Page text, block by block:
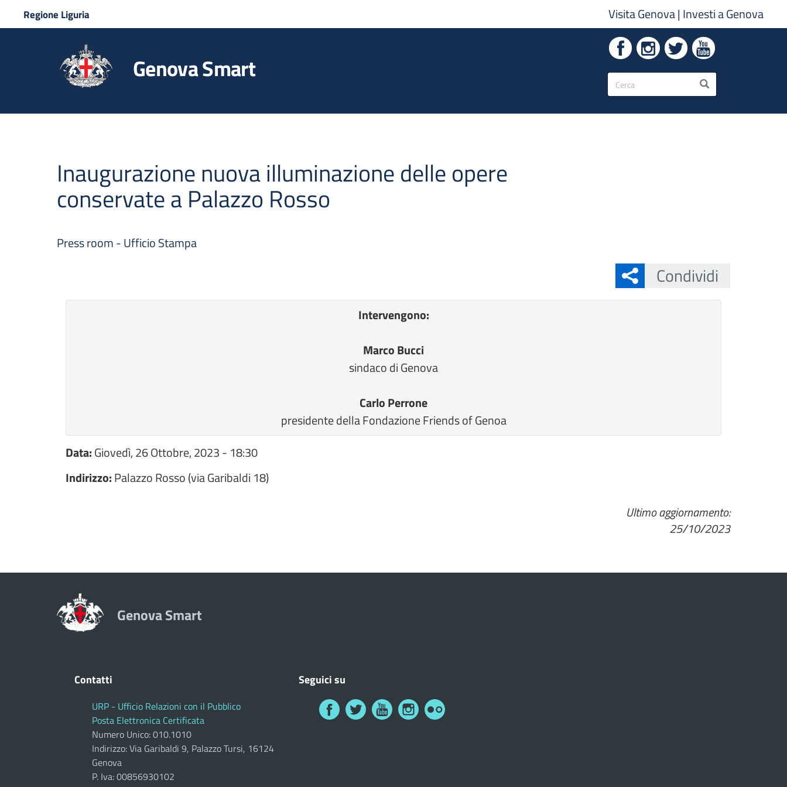
Regione Liguria Visita Genova| Investi a Genova
Genova Smart
Form
di
ricerca
CERCA
Inaugurazione nuova illuminazione delle opere
conservate a Palazzo Rosso
Press room - Ufficio Stampa
Condividi
Intervengono:
Marco Bucci
sindaco di Genova
Carlo Perrone
presidente della Fondazione Friends of Genoa
Data:Giovedì, 26 Ottobre, 2023 - 18:30
Indirizzo:Palazzo Rosso (via Garibaldi 18)
Ultimo aggiornamento:
25/10/2023
Genova Smart
Contatti
URP - Ufficio Relazioni con il Pubblico
Posta Elettronica Certificata
Numero Unico: 010.1010
Indirizzo: Via Garibaldi 9, Palazzo Tursi, 16124
Genova
P. Iva: 00856930102
Seguici su